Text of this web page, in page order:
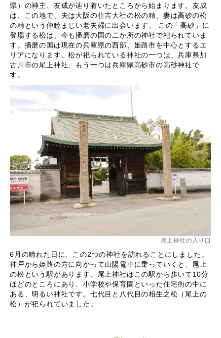
県）の神主、友成が辿り着いたところから始まります。友成
は、この地で、夫は大阪の住吉大社の松の精、妻は高砂の松
の精という仲睦まじい老夫婦に出会います。 この「高砂」に
登場する松は、今も播磨の国の二か所の神社で祀られていま
す。播磨の国は現在の兵庫県の西部、姫路市を中心とするエ
リアになります。松が祀られている神社の一つは、兵庫県加
古川市の尾上神社、もう一つは兵庫県高砂市の高砂神社で
す。
尾上神社の入り口
6月の晴れた日に、この2つの神社を訪れることにしました。
神戸から姫路の方に向かって山陽電車に乗っていくと、尾上
の松という駅があります。尾上神社はこの駅から歩いて10分
ほどのところにあり、小学校や保育園といった住宅街の中に
ある、明るい神社です。七代目と八代目の相生之松（尾上の
松）が祀られていました。